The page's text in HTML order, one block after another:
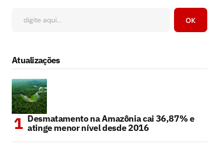
OK
Atualizações
Desmatamento na Amazônia cai 36,87% e
atinge menor nível desde 2016